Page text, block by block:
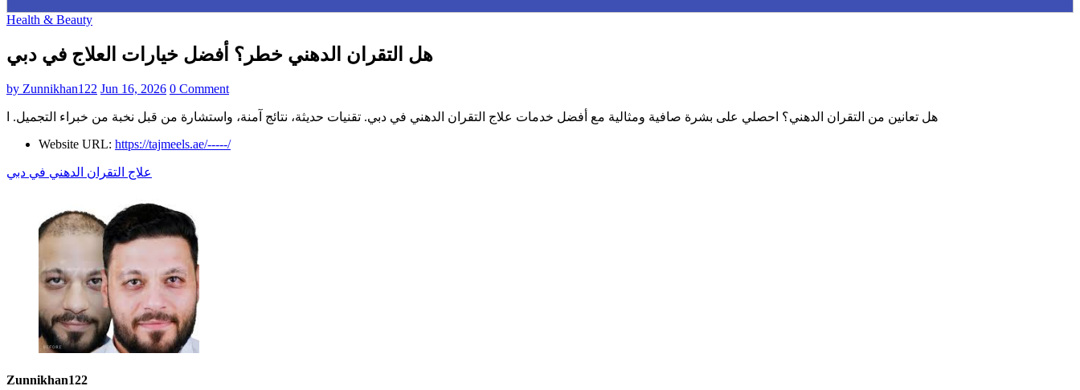
Health & Beauty
هل التقران الدهني خطر؟ أفضل خيارات العلاج في دبي
by Zunnikhan122 Jun 16, 2026 0 Comment
هل تعانين من التقران الدهني؟ احصلي على بشرة صافية ومثالية مع أفضل خدمات علاج التقران الدهني في دبي. تقنيات حديثة، نتائج آمنة، واستشارة من قبل نخبة من خبراء التجميل. ا
Website URL: https://tajmeels.ae/-----/
علاج التقران الدهني في دبي
Zunnikhan122